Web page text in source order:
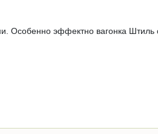
Особенно эффектно вагонка Штиль